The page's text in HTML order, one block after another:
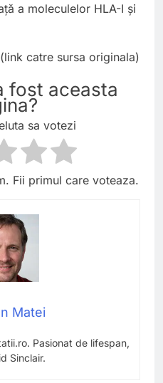
a moleculelor HLA-I și
catre sursa originala)
fost aceasta
sa votezi
Fii primul care voteaza.
Matei
Pasionat de lifespan,
Sinclair.